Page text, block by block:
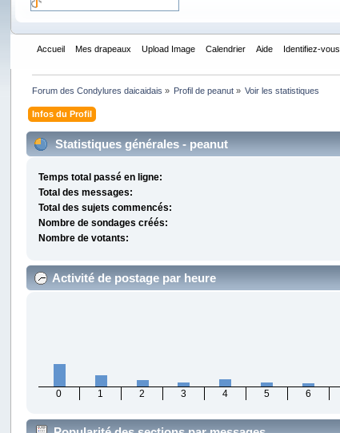
Accueil Mes drapeaux Upload Image Calendrier Aide Identifiez-vous
Forum des Condylures daicaidais » Profil de peanut » Voir les statistiques
Infos du Profil
Statistiques générales - peanut
Temps total passé en ligne:
Total des messages:
Total des sujets commencés:
Nombre de sondages créés:
Nombre de votants:
Activité de postage par heure
0 1 2 3 4 5 6